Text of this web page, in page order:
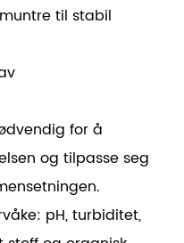
til stabil
for å
og tilpasse seg
pH, turbiditet,